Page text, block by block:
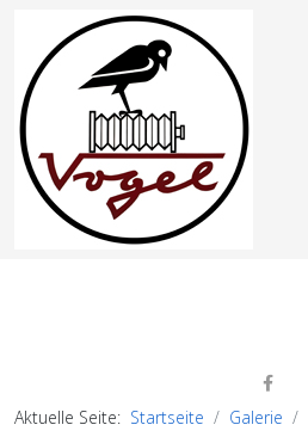
Aktuelle Seite: Startseite Galerie